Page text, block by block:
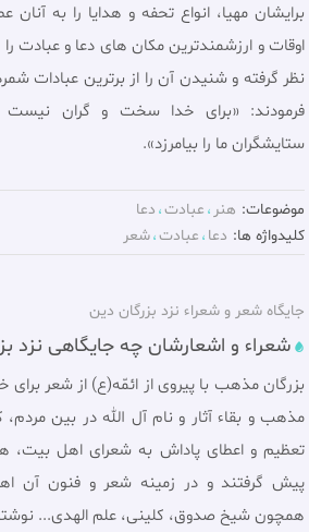
برایشان مهیا، انواع تحفه و هدایا را به
اوقات و ارزشمندترین مکان های دعا و عبادت
نظر گرفته و شنیدن آن را از برترین عبادات
فرمودند: «براى خدا سخت و گران نیست
ستایشگران ما را بیامرزد».
موضوعات: هنر عبادت دعا
کلیدواژه ها: دعا عبادت شعر
جايگاه شعر و شعراء نزد بزرگان دین
شعراء و اشعارشان چه جایگاهى نزد
بزرگان مذهب با پیروی از ائمّه(ع) از شعر
مذهب و بقاء آثار و نام آل الله در بین
تعظیم و اعطاى پاداش به شعراى اهل بیت،
پیش گرفتند و در زمینه شعر و فنون آن
همچون شیخ صدوق، کلینی، علم الهدى...